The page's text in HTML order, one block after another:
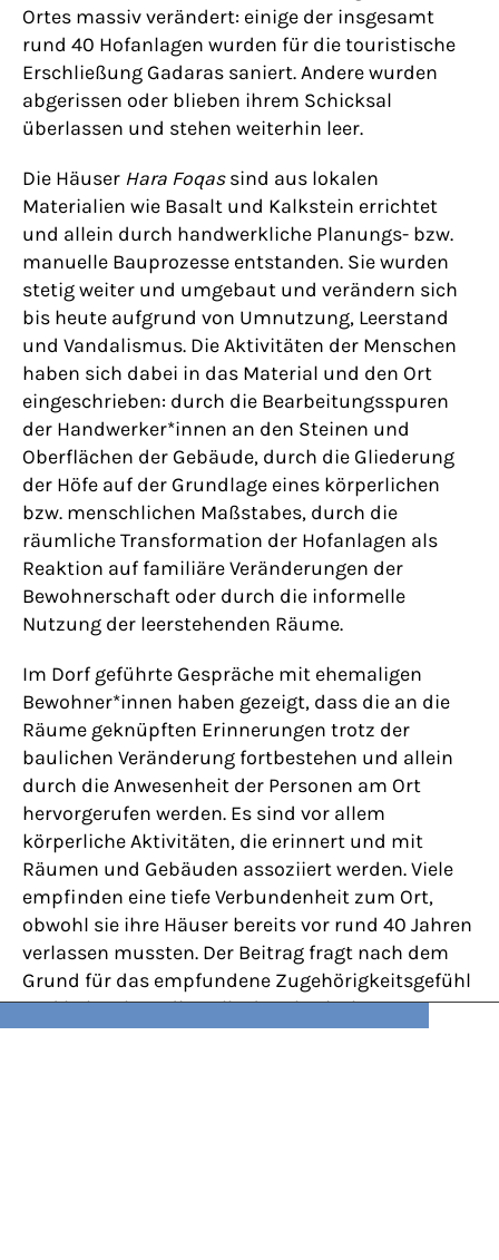
Ortes massiv verändert: einige der insgesamt
rund 40 Hofanlagen wurden für die touristische
Erschließung Gadaras saniert. Andere wurden
abgerissen oder blieben ihrem Schicksal
überlassen und stehen weiterhin leer.
Die Häuser Hara Foqassind aus lokalen
Materialien wie Basalt und Kalkstein errichtet
und allein durch handwerkliche Planungs- bzw.
manuelle Bauprozesse entstanden. Sie wurden
stetig weiter und umgebaut und verändern sich
bis heute aufgrund von Umnutzung, Leerstand
und Vandalismus. Die Aktivitäten der Menschen
haben sich dabei in das Material und den Ort
eingeschrieben: durch die Bearbeitungsspuren
der Handwerker*innen an den Steinen und
Oberflächen der Gebäude, durch die Gliederung
der Höfe auf der Grundlage eines körperlichen
bzw. menschlichen Maßstabes, durch die
räumliche Transformation der Hofanlagen als
Reaktion auf familiäre Veränderungen der
Bewohnerschaft oder durch die informelle
Nutzung der leerstehenden Räume.
Im Dorf geführte Gespräche mit ehemaligen
Bewohner*innen haben gezeigt, dass die an die
Räume geknüpften Erinnerungen trotz der
baulichen Veränderung fortbestehen und allein
durch die Anwesenheit der Personen am Ort
hervorgerufen werden. Es sind vor allem
körperliche Aktivitäten, die erinnert und mit
Räumen und Gebäuden assoziiert werden. Viele
empfinden eine tiefe Verbundenheit zum Ort,
obwohl sie ihre Häuser bereits vor rund 40 Jahren
verlassen mussten. Der Beitrag fragt nach dem
Grund für das empfundene Zugehörigkeitsgefühl
und beleuchtet die Rolle der physischen